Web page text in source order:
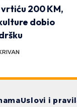
200 KM,
dobio
Uslovi i